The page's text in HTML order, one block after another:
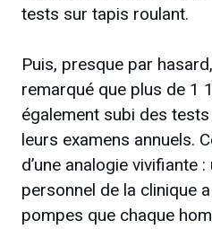
tests sur tapis roulant.
Puis, presque par
remarqué que plus de 1
également subi des
leurs examens annuels.
d’une analogie vivifiante
personnel de la clinique
pompes que chaque